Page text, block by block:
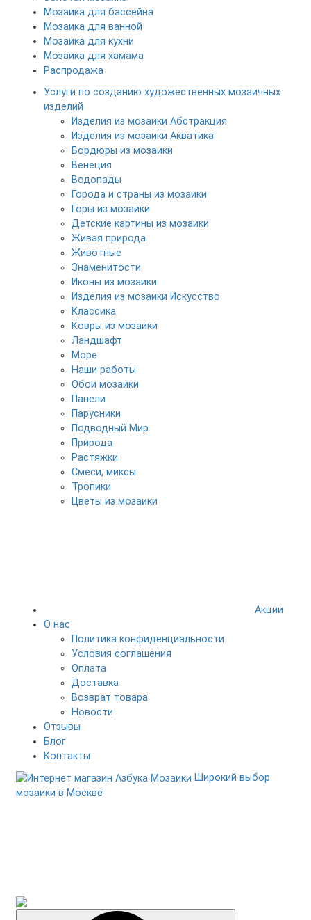
Мозаика для бассейна
Мозаика для ванной
Мозаика для кухни
Мозаика для хамама
Распродажа
Услуги по созданию художественных мозаичных
изделий
Изделия из мозаики Абстракция
Изделия из мозаики Акватика
Бордюры из мозаики
Венеция
Водопады
Города и страны из мозаики
Горы из мозаики
Детские картины из мозаики
Живая природа
Животные
Знаменитости
Иконы из мозаики
Изделия из мозаики Искусство
Классика
Ковры из мозаики
Ландшафт
Море
Наши работы
Обои мозаики
Панели
Парусники
Подводный Мир
Природа
Растяжки
Смеси, миксы
Тропики
Цветы из мозаики
Акции
О нас
Политика конфиденциальности
Условия соглашения
Оплата
Доставка
Возврат товара
Новости
Отзывы
Блог
Контакты
Широкий выбор
мозаики в Москве